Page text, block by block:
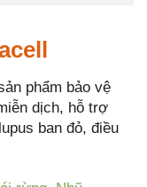
phẩm bảo vệ
dịch, hỗ trợ
ban đỏ, điều